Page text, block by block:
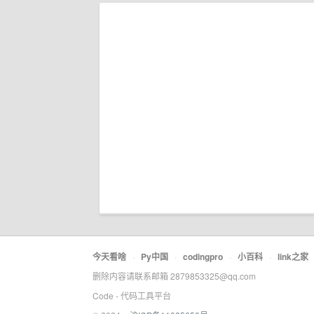
今天看啥 · Py中国 · codingpro · 小百科 · link之家
删除内容请联系邮箱 2879853325@qq.com
Code - 代码工具平台